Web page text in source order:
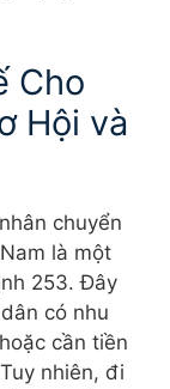
Cho
Hội và
chuyển
là một
253. Đây
có nhu
cần tiền
nhiên, đi